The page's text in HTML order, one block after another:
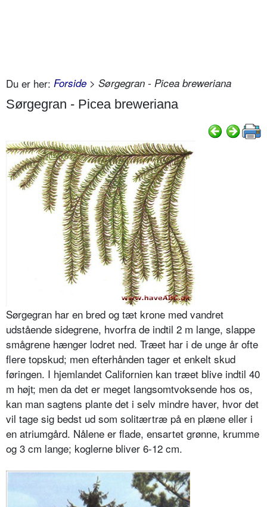
Du er her: Forside > Sørgegran - Picea breweriana
Sørgegran - Picea breweriana
Sørgegran har en bred og tæt krone med vandret
udstående sidegrene, hvorfra de indtil 2 m lange, slappe
smågrene hænger lodret ned. Træet har i de unge år ofte
flere topskud; men efterhånden tager et enkelt skud
føringen. I hjemlandet Californien kan træet blive indtil 40
m højt; men da det er meget langsomtvoksende hos os,
kan man sagtens plante det i selv mindre haver, hvor det
vil tage sig bedst ud som solitærtræ på en plæne eller i
en atriumgård. Nålene er flade, ensartet grønne, krumme
og 3 cm lange; koglerne bliver 6-12 cm.